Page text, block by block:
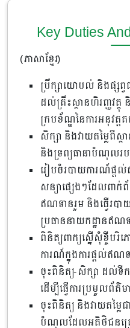
Key Duties
(ភាសាខ្មែរ)
ប្រឹក្សាយោបល់ និងផ្ស
ដល់គ្រឹះស្ថានហិរញ្ញវ
ក្របខ័ណ្ឌនៃការអនុវ
សិក្សា និងវាយតម្លៃពីស្
និងទ្រព្យធានាបំណុល
រៀបចំរបាយការណ៍ផ្តល់
សន្យាផ្សេងៗដែលពាក់ព័
ឥណទានរួម និងធ្វើរ
ប្រធាននាយកដ្ឋានឥណ
ពិនិត្យពាក្យស្នើសុំខ្ចី
ការណ៍ក្នុងការផ្តល់ឥណ
ចុះពិនិត្យ-សិក្សា ដល់ទីក
ដើម្បីធ្វើការប្រមូលព័ត៌
ចុះពិនិត្យ និងវាយតម្លៃ
បំណុលដែលអតិថិជនគ្រ